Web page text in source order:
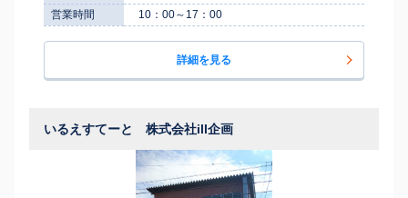
営業時間
10：00～17：00
詳細を見る
いるえすてーと 株式会社ill企画